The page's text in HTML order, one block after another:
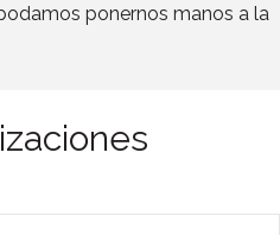
ponernos manos a la